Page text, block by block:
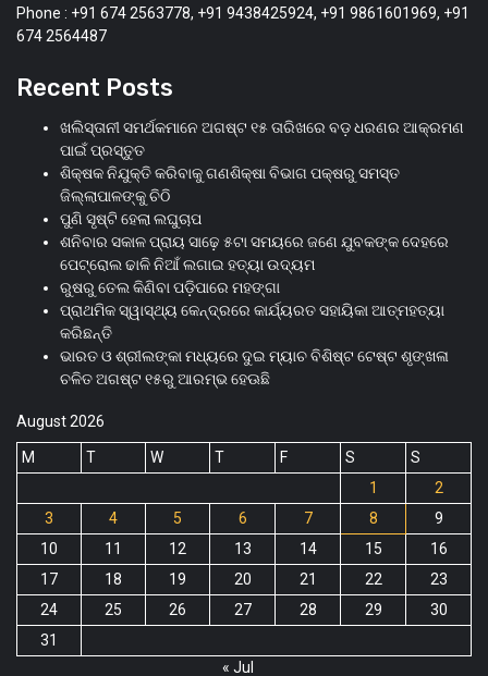
Phone : +91 674 2563778, +91 9438425924, +91 9861601969, +91
674 2564487
Recent Posts
ଖଲିସ୍ତାନୀ ସମର୍ଥକମାନେ ଅଗଷ୍ଟ ୧୫ ତାରିଖରେ ବଡ଼ ଧରଣର ଆକ୍ରମଣ
ପାଇଁ ପ୍ରସ୍ତୁତ
ଶିକ୍ଷକ ନିଯୁକ୍ତି କରିବାକୁ ଗଣଶିକ୍ଷା ବିଭାଗ ପକ୍ଷରୁ ସମସ୍ତ
ଜିଲ୍ଲାପାଳଙ୍କୁ ଚିଠି
ପୁଣି ସୃଷ୍ଟି ହେଲା ଲଘୁଚାପ
ଶନିବାର ସକାଳ ପ୍ରାୟ ସାଢ଼େ ୫ଟା ସମୟରେ ଜଣେ ଯୁବକଙ୍କ ଦେହରେ
ପେଟ୍ରୋଲ ଢାଳି ନିଆଁ ଲଗାଇ ହତ୍ୟା ଉଦ୍ୟମ
ରୁଷରୁ ତେଲ କିଣିବା ପଡ଼ିପାରେ ମହଙ୍ଗା
ପ୍ରାଥମିକ ସ୍ୱାସ୍ଥ୍ୟ କେନ୍ଦ୍ରରେ କାର୍ଯ୍ୟରତ ସହାୟିକା ଆତ୍ମହତ୍ୟା
କରିଛନ୍ତି
ଭାରତ ଓ ଶ୍ରୀଲଙ୍କା ମଧ୍ୟରେ ଦୁଇ ମ୍ୟାଚ ବିଶିଷ୍ଟ ଟେଷ୍ଟ ଶୃଙ୍ଖଳା
ଚଳିତ ଅଗଷ୍ଟ ୧୫ରୁ ଆରମ୍ଭ ହେଊଛି
August 2026
M T W T F S
S
1
2
3
4 5 6 7 8
9
10
11 12 13 14 15
16
17
18 19 20 21 22
23
24
25 26 27 28 29
30
31
« Jul